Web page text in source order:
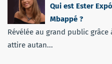
Qui est Ester
Mbappé ?
Révélée au grand public
attire autan...